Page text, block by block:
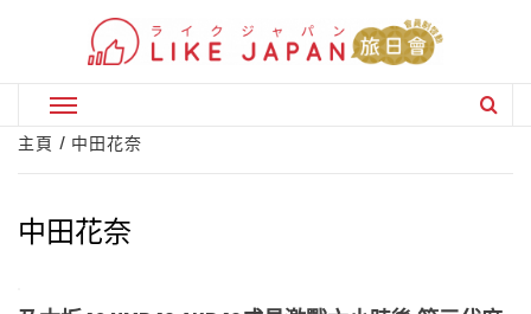
Primary
Menu
主頁 中田花奈
中田花奈